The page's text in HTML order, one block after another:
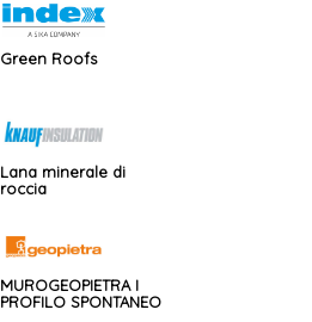
Green Roofs
Lana minerale di
roccia
MUROGEOPIETRA I
PROFILO SPONTANEO